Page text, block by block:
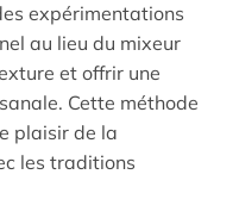
expérimentations
au lieu du mixeur
et offrir une
Cette méthode
plaisir de la
les traditions